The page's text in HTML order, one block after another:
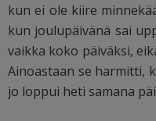
kun ei ole kiire
kun joulupäivänä sai
vaikka koko päiväksi,
Ainoastaan se harmitti,
jo loppui heti samana